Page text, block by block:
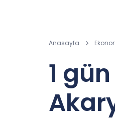
Anasayfa
1